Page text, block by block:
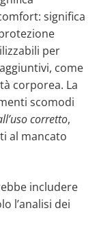
significa
per
come
corporea. La
scomodi
corretto,
al mancato
includere
l’analisi dei